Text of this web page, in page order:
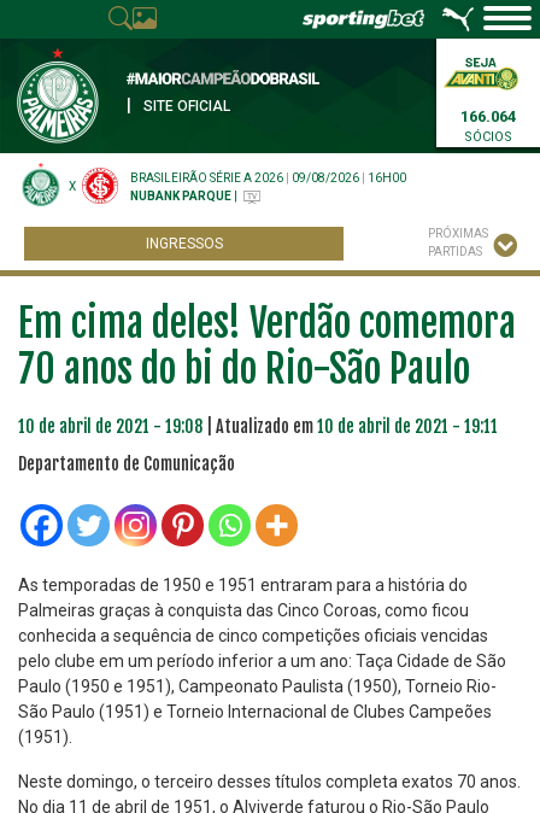
SITE OFICIAL
166.064
SÓCIOS
X
BRASILEIRÃO SÉRIE A 2026 09/08/2026
16H00
NUBANK PARQUE
INGRESSOS
PRÓXIMAS
PARTIDAS
Em cima deles! Verdão comemora
70 anos do bi do Rio-São Paulo
10 de abril de 2021 - 19:08 | Atualizado em10 de abril de 2021 - 19:11
Departamento de Comunicação
As temporadas de 1950 e 1951 entraram para a história do
Palmeiras graças à conquista das Cinco Coroas, como ficou
conhecida a sequência de cinco competições oficiais vencidas
pelo clube em um período inferior a um ano: Taça Cidade de São
Paulo (1950 e 1951), Campeonato Paulista (1950), Torneio Rio-
São Paulo (1951) e Torneio Internacional de Clubes Campeões
(1951).
Neste domingo, o terceiro desses títulos completa exatos 70 anos.
No dia 11 de abril de 1951, o Alviverde faturou o Rio-São Paulo